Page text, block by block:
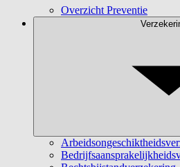
Overzicht Preventie